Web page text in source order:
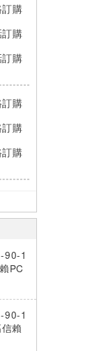
購
購
購
購
購
購
購
存
可使
。
90-1
PC
90-1
賴
組